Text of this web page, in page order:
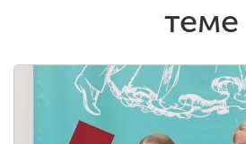
теме